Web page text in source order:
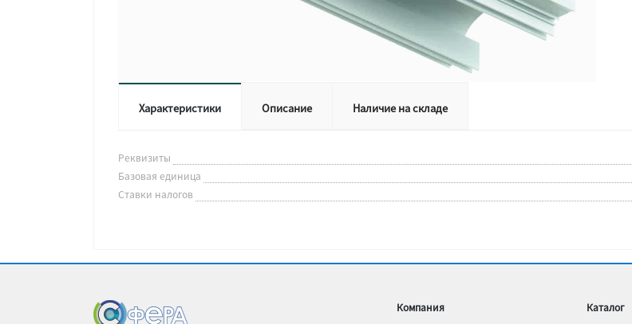
Характеристики Описание Наличие на складе
Реквизиты
Базовая единица
Ставки налогов
Компания
Каталог